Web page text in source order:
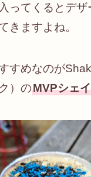
ってくるとデザ
きますよね。
すめなのが
）のMVPシェ